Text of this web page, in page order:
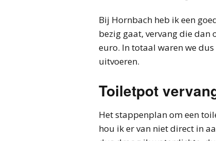
Bij Hornbach heb ik een
bezig gaat, vervang die dan
euro. In totaal waren we
uitvoeren.
Toiletpot
Het stappenplan om een
hou ik er van niet direct in